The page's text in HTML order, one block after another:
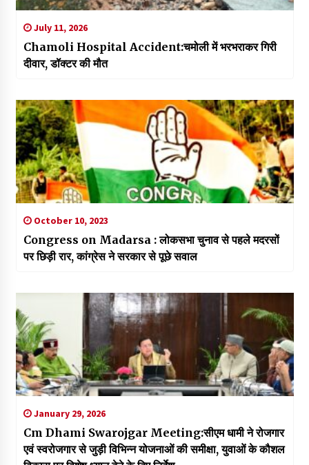
July 11, 2026
Chamoli Hospital Accident:चमोली में भरभराकर गिरी
दीवार, डॉक्टर की मौत
October 10, 2023
Congress on Madarsa : लोकसभा चुनाव से पहले मदरसों
पर छिड़ी रार, कांग्रेस ने सरकार से पूछे सवाल
January 29, 2026
Cm Dhami Swarojgar Meeting:सीएम धामी ने रोजगार
एवं स्वरोजगार से जुड़ी विभिन्न योजनाओं की समीक्षा, युवाओं के कौशल